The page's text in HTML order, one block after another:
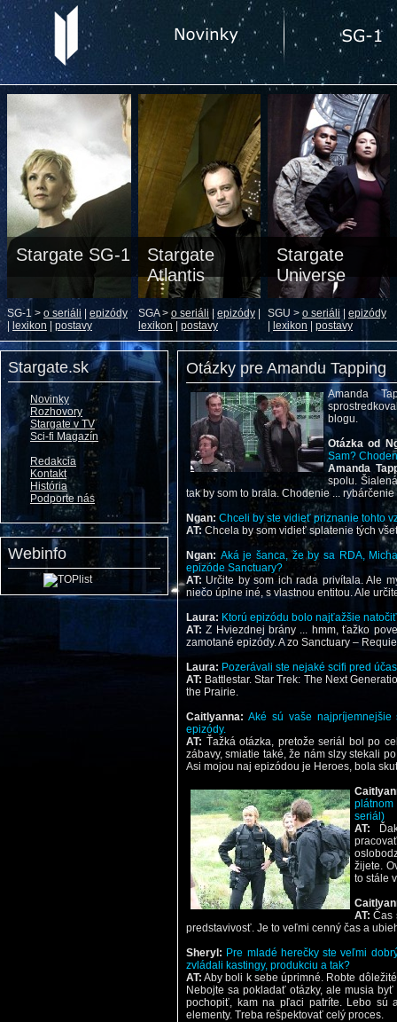
Stargate SG-1
SG-1 > o seriáli
epizódy
lexikon postavy
Stargate
Atlantis
SGA > o seriáli |epizódy
lexikon
postavy
Stargate
Universe
SGU > o seriáli
epizódy
lexikon postavy
Stargate.sk
Novinky
Rozhovory
Stargate v TV
Sci-fi Magazín
Redakcia
Kontakt
História
Podporte nás
Webinfo
Otázky pre Amandu Tapping
Amanda
blogu.
Otázka od
Sam?
Amanda
spolu.
tak by som to brala. Chodenie ...
Ngan: Chceli by ste vidieť priznanie tohto
AT: Chcela by som vidieť splatenie tých
Ngan: Aká je šanca, že by sa RDA,
epizóde Sanctuary?
AT: Určite by som ich rada privítala. Ale
niečo úplne iné, s vlastnou entitou. Ale
Laura: Ktorú epizódu bolo najťažšie
AT:Z Hviezdnej brány ... hmm, ťažko
zamotané epizódy. A zo Sanctuary –
Laura: Pozerávali ste nejaké scifi pred
AT: Battlestar. Star Trek: The Next
the Prairie.
Caitlyanna: Aké sú vaše
epizódy.
AT: Ťažká otázka, pretože seriál bol po
zábavy, smiatie také, že nám slzy stekali
Asi mojou naj epizódou je Heroes, bola
plátnom
seriál)
AT:
žijete.
to stále
AT: Čas
predstavivosť. Je to veľmi cenný čas a
Sheryl: Pre mladé herečky ste veľmi
zvládali kastingy, produkciu a tak?
AT: Aby boli k sebe úprimné. Robte
Nebojte sa pokladať otázky, ale musia
pochopiť, kam na pľaci patríte. Lebo sú
elementy. Treba rešpektovať celý proces.